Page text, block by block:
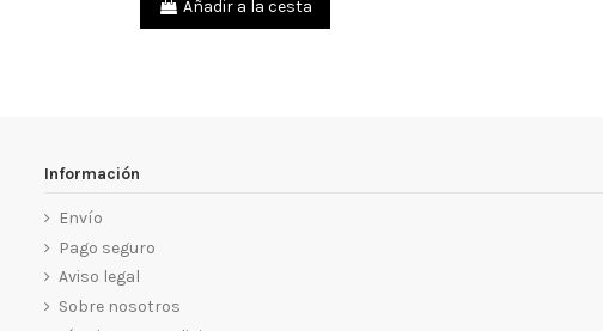
Añadir a la cesta
Información
Envío
Pago seguro
Aviso legal
Sobre nosotros